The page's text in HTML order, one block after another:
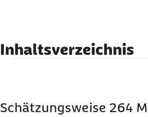
Inhaltsverzeichnis
In welchem Zusammenhang
Schätzungsweise 264